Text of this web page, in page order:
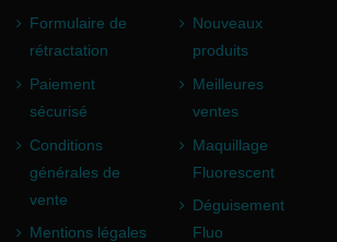
Formulaire de
rétractation
Paiement
sécurisé
Conditions
générales de
vente
Mentions légales
Nouveaux
produits
Meilleures
ventes
Maquillage
Fluorescent
Déguisement
Fluo